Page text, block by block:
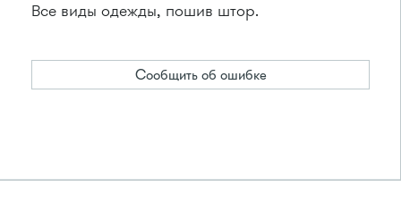
Все виды одежды, пошив штор.
Сообщить об ошибке